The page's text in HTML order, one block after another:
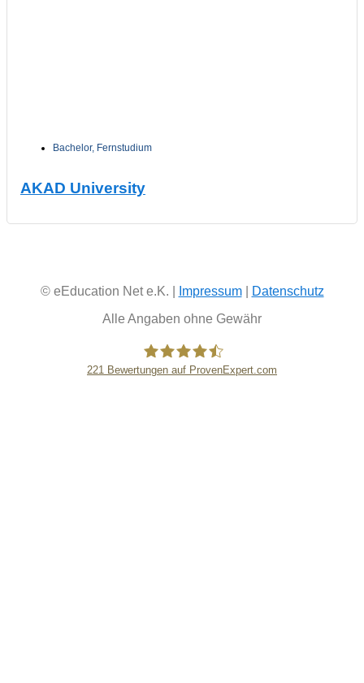
Bachelor, Fernstudium
AKAD University
© eEducation Net e.K. | Impressum|
Datenschutz
Alle Angaben ohne Gewähr
221 Bewertungen auf ProvenExpert.com